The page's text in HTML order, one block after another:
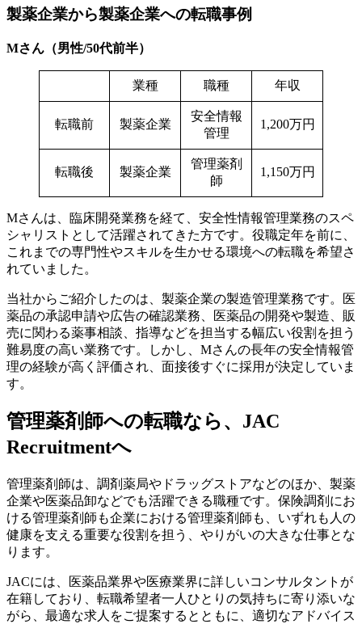
製薬企業から製薬企業への転職事例
Mさん（男性/50代前半）
業種 職種 年収
転職前 製薬企業
安全情報
管理
1,200万円
転職後 製薬企業
管理薬剤
師
1,150万円
Mさんは、臨床開発業務を経て、安全性情報管理業務のスペ
シャリストとして活躍されてきた方です。役職定年を前に、
これまでの専門性やスキルを生かせる環境への転職を希望さ
れていました。
当社からご紹介したのは、製薬企業の製造管理業務です。医
薬品の承認申請や広告の確認業務、医薬品の開発や製造、販
売に関わる薬事相談、指導などを担当する幅広い役割を担う
難易度の高い業務です。しかし、Mさんの長年の安全情報管
理の経験が高く評価され、面接後すぐに採用が決定していま
す。
管理薬剤師への転職なら、JAC
Recruitmentへ
管理薬剤師は、調剤薬局やドラッグストアなどのほか、製薬
企業や医薬品卸などでも活躍できる職種です。保険調剤にお
ける管理薬剤師も企業における管理薬剤師も、いずれも人の
健康を支える重要な役割を担う、やりがいの大きな仕事とな
ります。
JACには、医薬品業界や医療業界に詳しいコンサルタントが
在籍しており、転職希望者一人ひとりの気持ちに寄り添いな
がら、最適な求人をご提案するとともに、適切なアドバイス